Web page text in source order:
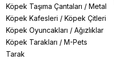
Köpek Taşıma Çantaları / Metal
Köpek Kafesleri / Köpek Çitleri
Köpek Oyuncakları / Ağızlıklar
Köpek Tarakları / M-Pets
Tarak